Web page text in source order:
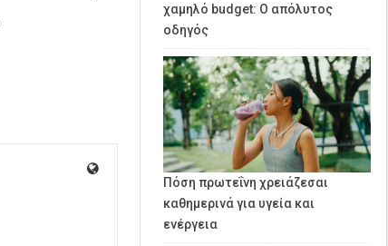
χαμηλό budget: Ο απόλυτος
οδηγός
Πόση πρωτεΐνη χρειάζεσαι
καθημερινά για υγεία και
ενέργεια